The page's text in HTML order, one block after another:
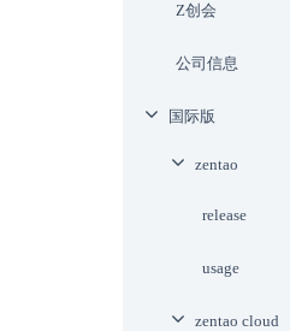
Z创会
公司信息
国际版
zentao
release
usage
zentao cloud